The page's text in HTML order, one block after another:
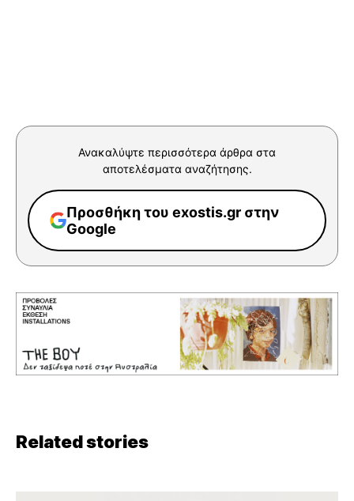
Ανακαλύψτε περισσότερα άρθρα στα
αποτελέσματα αναζήτησης.
Προσθήκη του exostis.gr στην
Google
Related stories